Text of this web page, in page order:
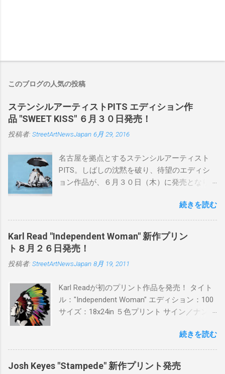
このブログの人気の投稿
ステンシルアーティストPITS エディション作
品 "SWEET KISS" ６月３０日発売！
投稿者: StreetArtNewsJapan 6月 29, 2016
名古屋を拠点とするステンシルアーティスト
PITS。しばしの沈黙を破り、待望のエディシ
ョン作品が、６月３０日（木）に発売となり
品に落とし込むスタイルは今作でも健在。(
PITSの過去記事はこちらから ) 発売日：6月30
日(木)19時 タイトル：SWEET KISS カラー：
BLUE/MINT GREEN/PINK/YELLOW エディショ
ン：各色５ サイズ：800mm × 550mm 価格：
¥16,000(¥17,280) 購入は、 こちら から
続きを読む
Karl Read "Independent Woman" 新作プリン
ト８月２６日発売！
投稿者: StreetArtNewsJapan 8月 19, 2011
Karl Readが初のプリント作品を発売！ タイト
ル："Independent Woman" エディション：100
サイズ：18x24in ５色プリント サイン／ナンバ
ドフィニッシュバージョン（エディション：
25）$125 購入は８月２６日に こちら から
続きを読む
Josh Keyes "Stampede" 新作プリント発売